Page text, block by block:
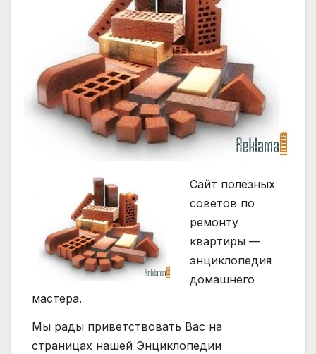
Сайт полезных
советов по
ремонту
квартиры —
энциклопедия
домашнего
мастера.
Мы рады приветствовать Вас на
страницах нашей Энциклопедии